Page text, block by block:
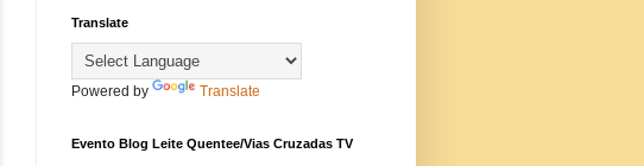
Translate
Powered by Translate
Evento Blog Leite Quentee/Vias Cruzadas TV